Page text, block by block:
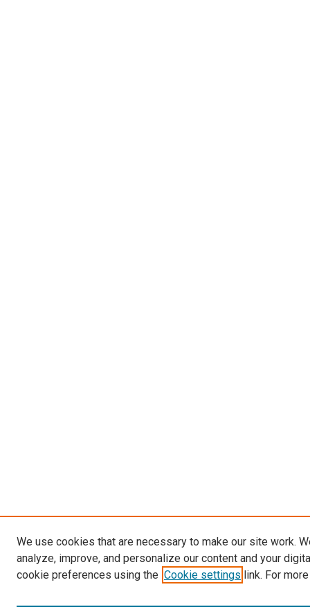
We use cookies that are necessary to make our site work.
analyze, improve, and personalize our content and your
cookie preferences using the Cookie settings link. For